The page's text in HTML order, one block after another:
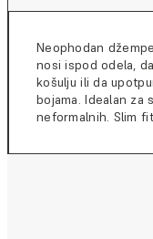
Neophodan
nosi ispod odela,
košulju ili da
bojama. Idealan za
neformalnih. Slim